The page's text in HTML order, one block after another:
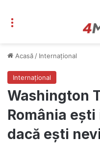
Acasă / Internațional
Internațional
Washington
România
dacă ești